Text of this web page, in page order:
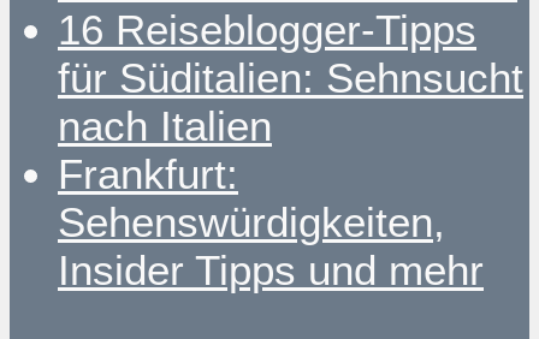
16 Reiseblogger-Tipps
für Süditalien: Sehnsucht
nach Italien
Frankfurt:
Sehenswürdigkeiten,
Insider Tipps und mehr